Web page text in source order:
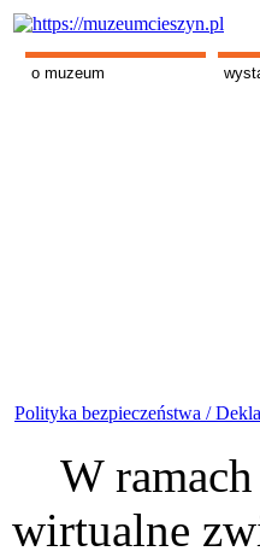
o muzeum
Polityka bezpieczeństwa /
W
wirtualne